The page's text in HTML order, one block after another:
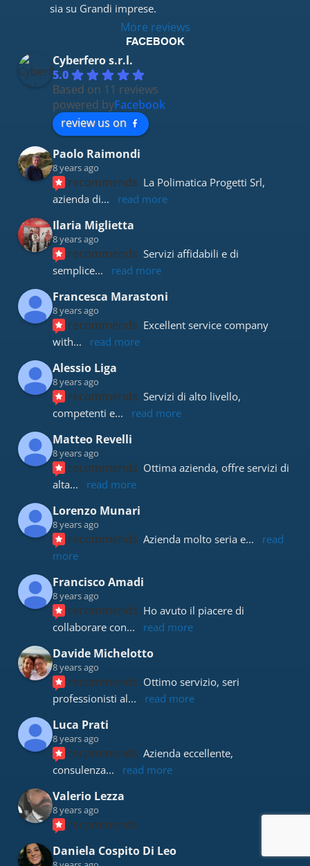
sia su Grandi imprese.
More reviews
FACEBOOK
Cyberfero s.r.l.
5.0
Based on 11 reviews
powered byFacebook
review us on
Paolo Raimondi
8 years ago
recommends La Polimatica Progetti Srl,
azienda di... read more
Ilaria Miglietta
8 years ago
recommends Servizi affidabili e di
semplice... read more
Francesca Marastoni
8 years ago
recommends Excellent service company
with... read more
Alessio Liga
8 years ago
recommends Servizi di alto livello,
competenti e... read more
Matteo Revelli
8 years ago
recommends Ottima azienda, offre servizi di
alta... read more
Lorenzo Munari
8 years ago
recommends Azienda molto seria e...
read
more
Francisco Amadi
8 years ago
recommends Ho avuto il piacere di
collaborare con... read more
Davide Michelotto
8 years ago
recommends Ottimo servizio, seri
professionisti al... read more
Luca Prati
8 years ago
recommends Azienda eccellente,
consulenza... read more
Valerio Lezza
8 years ago
recommends
Daniela Cospito Di Leo